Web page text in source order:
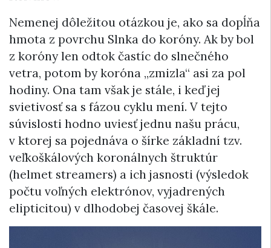
Nemenej dôležitou otázkou je, ako sa dopĺňa
hmota z povrchu Slnka do koróny. Ak by bol
z koróny len odtok častíc do slnečného
vetra, potom by koróna „zmizla“ asi za pol
hodiny. Ona tam však je stále, i keď jej
svietivosť sa s fázou cyklu mení. V tejto
súvislosti hodno uviesť jednu našu prácu,
v ktorej sa pojednáva o šírke základní tzv.
veľkoškálových koronálnych štruktúr
(helmet streamers) a ich jasnosti (výsledok
počtu voľných elektrónov, vyjadrených
elipticitou) v dlhodobej časovej škále.